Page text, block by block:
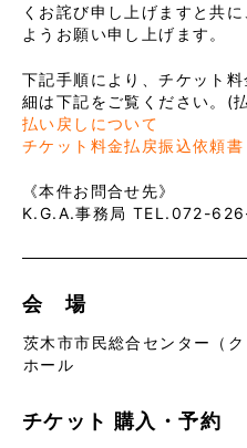
くお詫び申し上げますと共
ようお願い申し上げます。
下記手順により、チケット
細は下記をご覧ください。(
払い戻しについて
チケット料金払戻振込依頼書
《本件お問合せ先》
K.G.A.事務局 TEL.072-
会 場
茨木市市民総合センター（
ホール
チケット 購入・予約